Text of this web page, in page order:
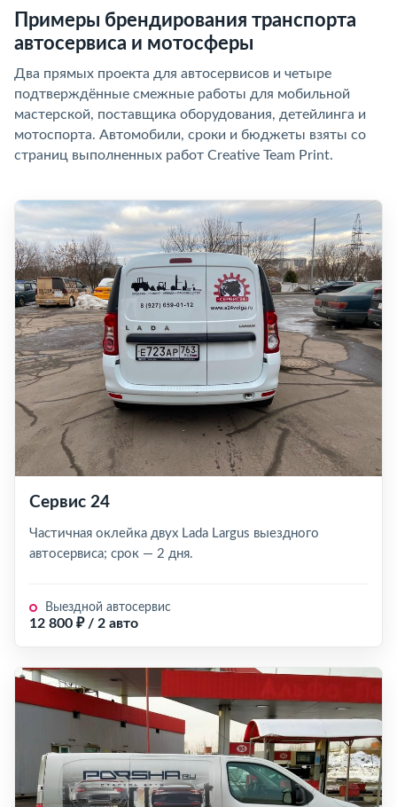
Примеры брендирования транспорта
автосервиса и мотосферы
Два прямых проекта для автосервисов и четыре
подтверждённые смежные работы для мобильной
мастерской, поставщика оборудования, детейлинга и
мотоспорта. Автомобили, сроки и бюджеты взяты со
страниц выполненных работ Creative Team Print.
Сервис 24
Частичная оклейка двух Lada Largus выездного
автосервиса; срок — 2 дня.
Выездной автосервис
12 800 ₽ / 2 авто